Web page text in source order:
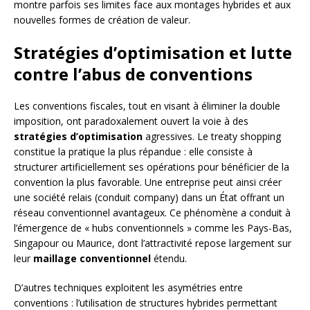
montre parfois ses limites face aux montages hybrides et aux
nouvelles formes de création de valeur.
Stratégies d’optimisation et lutte
contre l’abus de conventions
Les conventions fiscales, tout en visant à éliminer la double
imposition, ont paradoxalement ouvert la voie à des
stratégies d’optimisation agressives. Le treaty shopping
constitue la pratique la plus répandue : elle consiste à
structurer artificiellement ses opérations pour bénéficier de la
convention la plus favorable. Une entreprise peut ainsi créer
une société relais (conduit company) dans un État offrant un
réseau conventionnel avantageux. Ce phénomène a conduit à
l’émergence de « hubs conventionnels » comme les Pays-Bas,
Singapour ou Maurice, dont l’attractivité repose largement sur
leur maillage conventionnel étendu.
D’autres techniques exploitent les asymétries entre
conventions : l’utilisation de structures hybrides permettant